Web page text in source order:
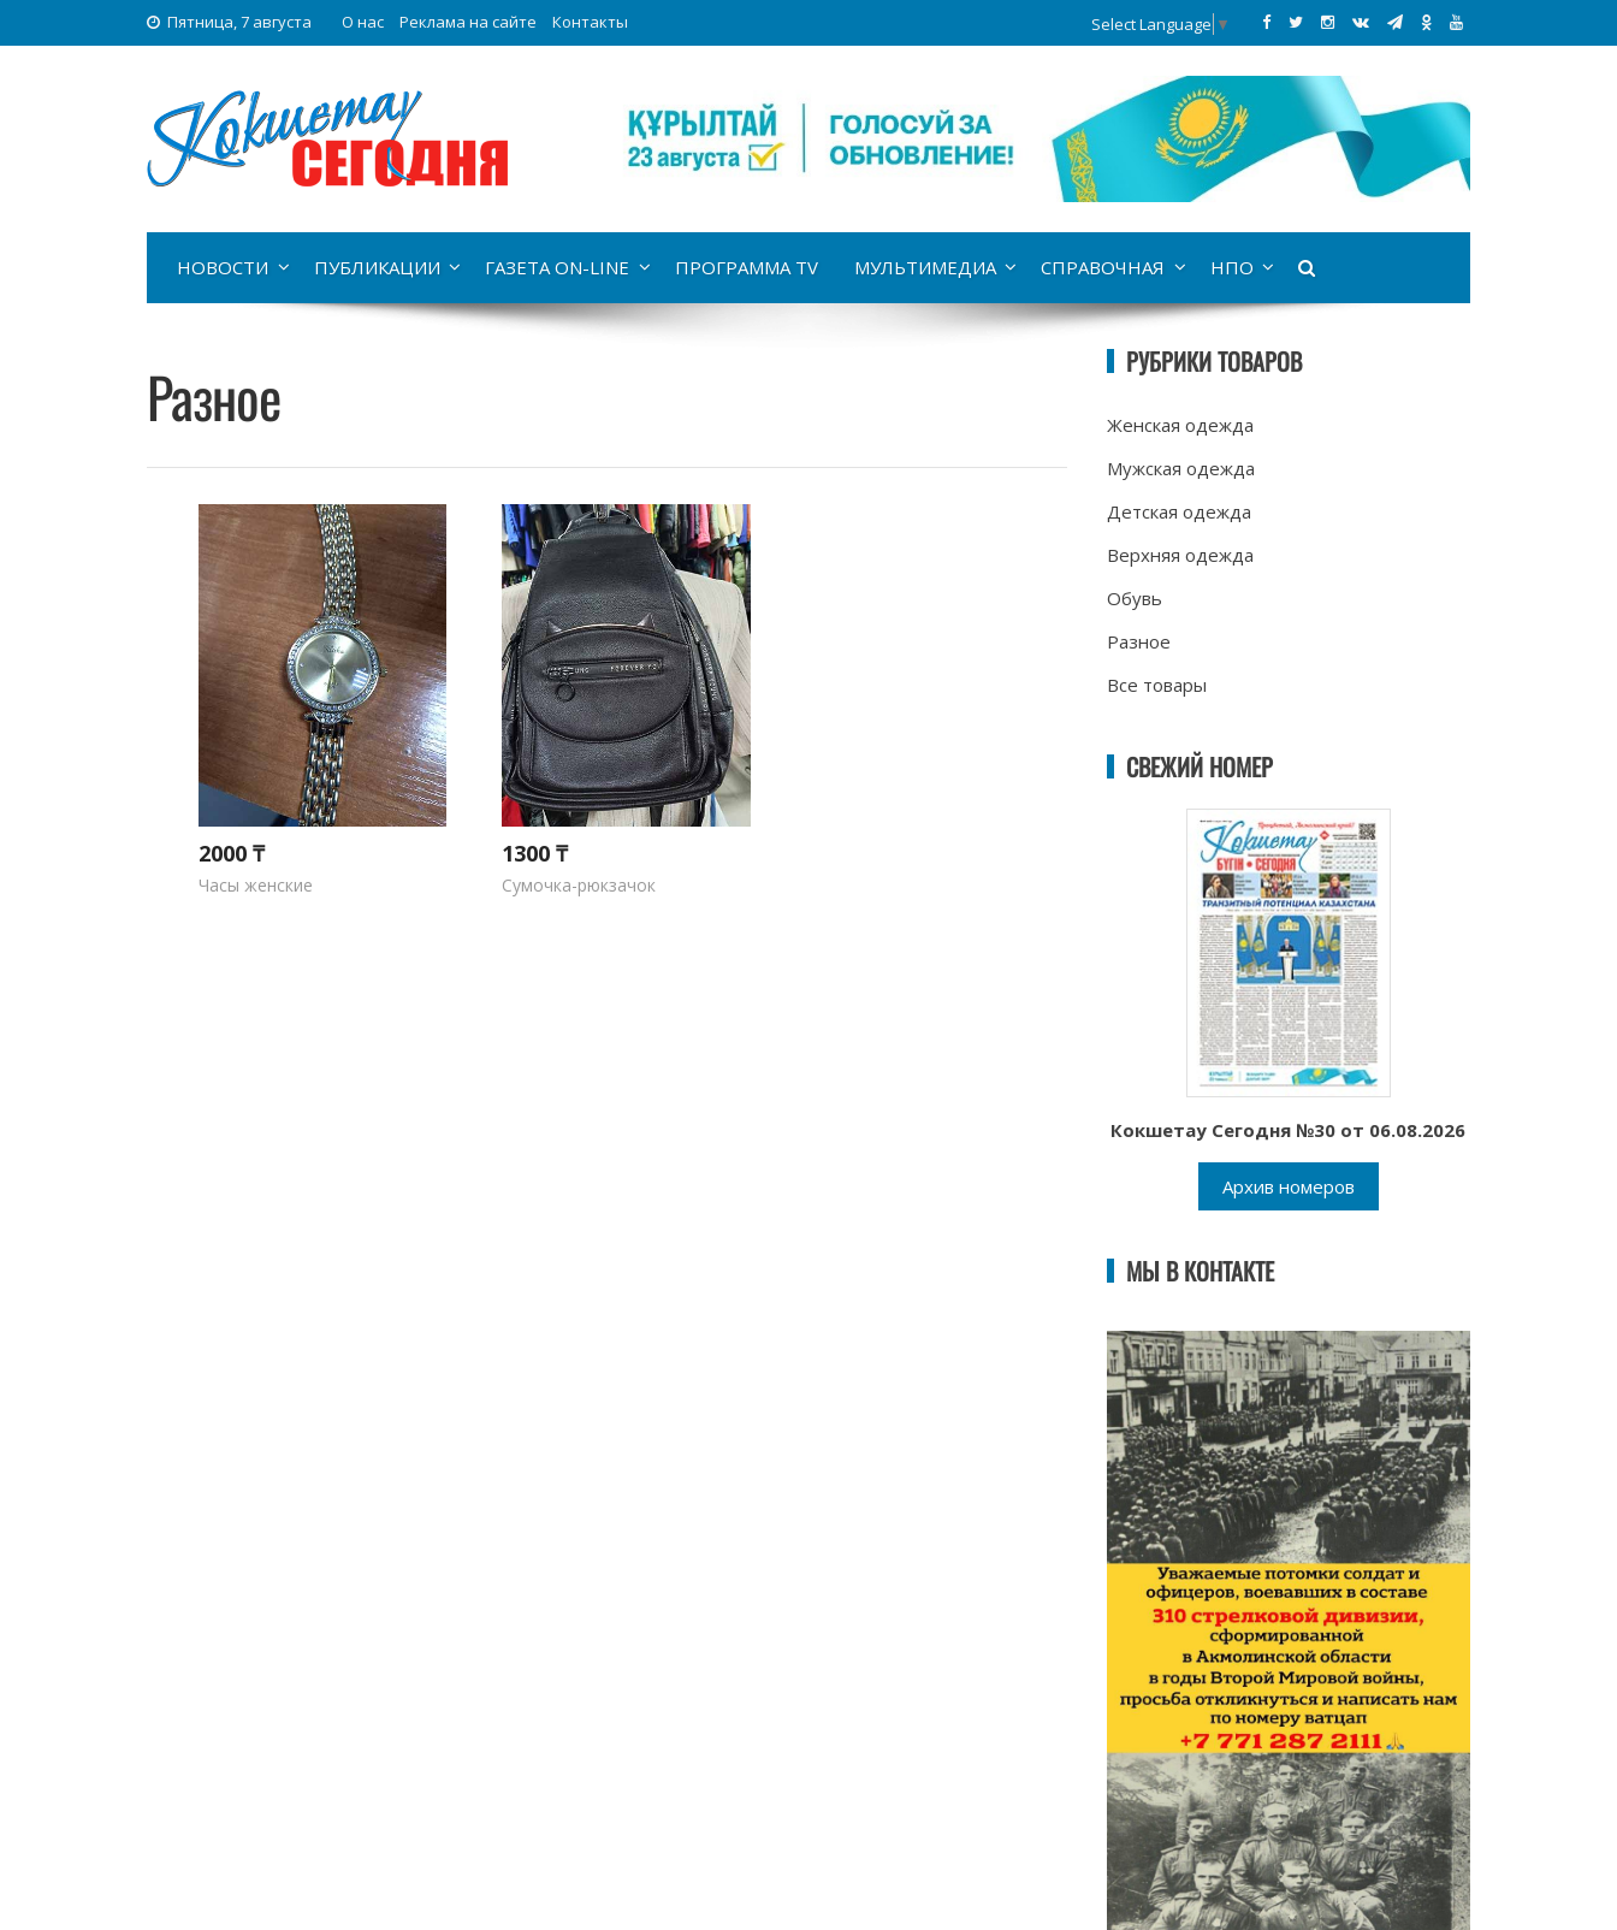
Пятница, 7 августа О нас Реклама на сайте Контакты Select Language ▼
НОВОСТИ ПУБЛИКАЦИИ ГАЗЕТА ON-LINE ПРОГРАММА TV МУЛЬТИМЕДИА СПРАВОЧНАЯ НПО
Разное
2000 ₸
Часы женские
1300 ₸
Сумочка-рюкзачок
РУБРИКИ ТОВАРОВ
Женская одежда
Мужская одежда
Детская одежда
Верхняя одежда
Обувь
Разное
Все товары
СВЕЖИЙ НОМЕР
Кокшетау Сегодня №30 от 06.08.2026
Архив номеров
МЫ В КОНТАКТЕ